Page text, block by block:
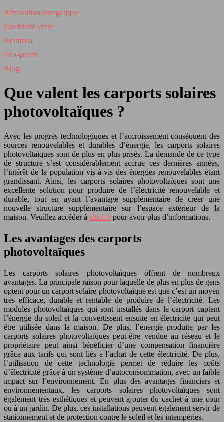
Rénovation énergétique
Electricité verte
Biomasse
Eco-gestes
Blog
Que valent les carports solaires
photovoltaïques ?
Avec les progrès technologiques et l’accroissement conséquent des
sources renouvelables et durables d’énergie, les carports solaires
photovoltaïques sont de plus en plus prisés. La demande de ce type
de structure s’est considérablement accrue ces dernières années,
l’intérêt de la population vis-à-vis des énergies renouvelables étant
grandissant. Ainsi, les carports solaires photovoltaïques sont une
excellente solution pour produire de l’électricité renouvelable et
durable, tout en ayant l’avantage supplémentaire de créer une
nouvelle structure supplémentaire sur l’espace extérieur de la
maison. Veuillez accéder à alsol.fr pour avoir plus d’informations.
Les avantages des carports
photovoltaïques
Les carports solaires photovoltaïques offrent de nombreux
avantages. La principale raison pour laquelle de plus en plus de gens
optent pour un carport solaire photovoltaïque est que c’est un moyen
très efficace, durable et rentable de produire de l’électricité. Les
modules photovoltaïques qui sont installés dans le carport captent
l’énergie du soleil et la convertissent ensuite en électricité qui peut
être utilisée dans la maison. De plus, l’énergie produite par les
carports solaires photovoltaïques peut-être vendue au réseau et le
propriétaire peut ainsi bénéficier d’une compensation financière
grâce aux tarifs qui sont liés à l’achat de cette électricité. De plus,
l’utilisation de cette technologie permet de réduire les coûts
d’électricité grâce à un système d’autoconsommation, avec un faible
impact sur l’environnement. En plus des avantages financiers et
environnementaux, les carports solaires photovoltaïques sont
également très esthétiques et peuvent ajouter du cachet à une cour
ou à un jardin. De plus, ces installations peuvent également servir de
stationnement et de protection contre le soleil et les intempéries.